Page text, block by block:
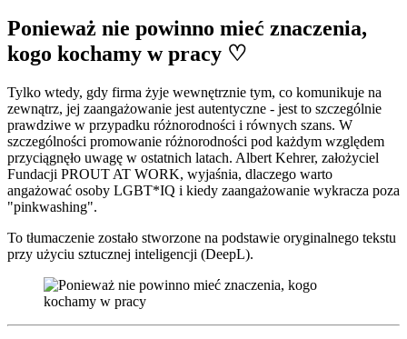
Ponieważ nie powinno mieć znaczenia,
kogo kochamy w pracy ♡
Tylko wtedy, gdy firma żyje wewnętrznie tym, co komunikuje na
zewnątrz, jej zaangażowanie jest autentyczne - jest to szczególnie
prawdziwe w przypadku różnorodności i równych szans. W
szczególności promowanie różnorodności pod każdym względem
przyciągnęło uwagę w ostatnich latach. Albert Kehrer, założyciel
Fundacji PROUT AT WORK, wyjaśnia, dlaczego warto
angażować osoby LGBT*IQ i kiedy zaangażowanie wykracza poza
"pinkwashing".
To tłumaczenie zostało stworzone na podstawie oryginalnego tekstu
przy użyciu sztucznej inteligencji (DeepL).